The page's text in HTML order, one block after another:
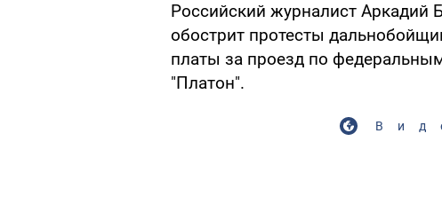
Российский журналист Аркадий
обострит протесты
платы за проезд по
"Платон".